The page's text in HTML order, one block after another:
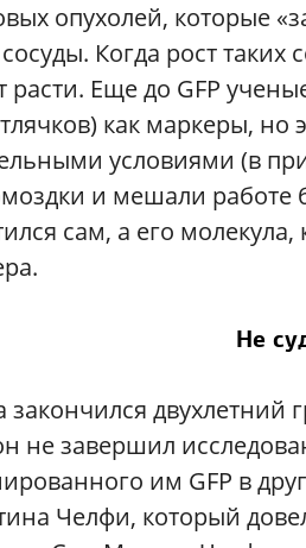
опухолей, которые
Когда рост таких
расти. Еще до GFP
как маркеры, но
условиями (в
и мешали работе
сам, а его
Не
двухлетний
не завершил
им GFP в
Челфи, который